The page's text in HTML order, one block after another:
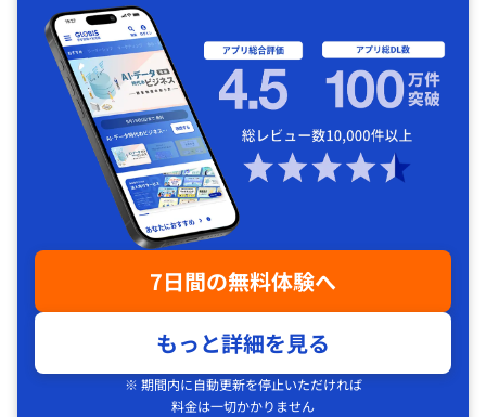
7日間の無料体験へ
もっと詳細を見る
※ 期間内に自動更新を停止いただければ
料金は一切かかりません